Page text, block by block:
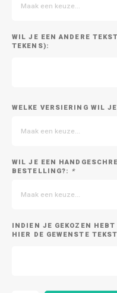
Maak een keuze...
WIL JE EEN ANDERE
TEKENS):
WELKE VERSIERING WIL
Maak een keuze...
WIL JE EEN
BESTELLING?: *
Maak een keuze...
INDIEN JE GEKOZEN
HIER DE GEWENSTE